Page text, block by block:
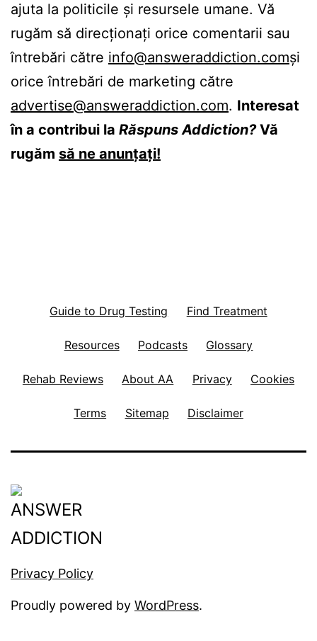
ajuta la politicile și resursele umane. Vă
rugăm să direcționați orice comentarii sau
întrebări către info@answeraddiction.comși
orice întrebări de marketing către
advertise@answeraddiction.com. Interesat
în a contribui la Răspuns Addiction?Vă
rugăm să ne anunțați!
Guide to Drug Testing Find Treatment
Resources Podcasts Glossary
Rehab Reviews About AA Privacy Cookies
Terms Sitemap Disclaimer
Privacy Policy
Proudly powered by WordPress.